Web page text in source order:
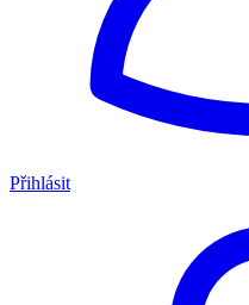
Přihlásit